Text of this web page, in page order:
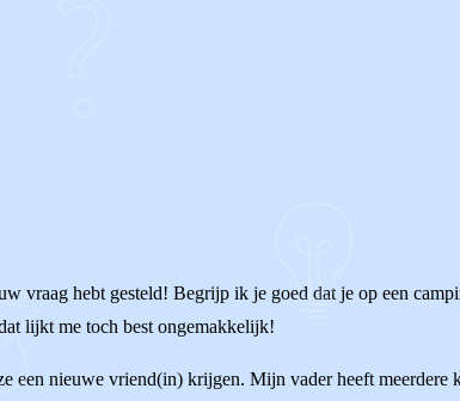
vraag hebt gesteld! Begrijp ik je goed dat je op een
lijkt me toch best ongemakkelijk!
een nieuwe vriend(in) krijgen. Mijn vader heeft meerdere